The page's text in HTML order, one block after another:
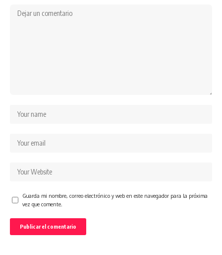
Guarda mi nombre, correo electrónico y web en este navegador para la próxima
vez que comente.